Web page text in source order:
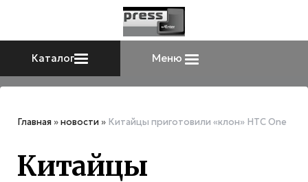
Каталог Меню
Главная »новости » Китайцы приготовили «клон» HTC One
Китайцы